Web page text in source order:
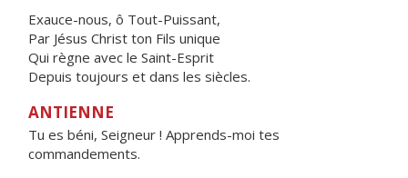
Exauce-nous, ô Tout-Puissant,
Par Jésus Christ ton Fils unique
Qui règne avec le Saint-Esprit
Depuis toujours et dans les siècles.
ANTIENNE
Tu es béni, Seigneur ! Apprends-moi tes
commandements.